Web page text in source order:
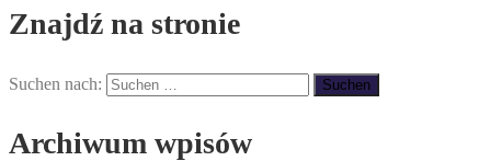
Znajdź na stronie
Suchen nach:
Archiwum wpisów